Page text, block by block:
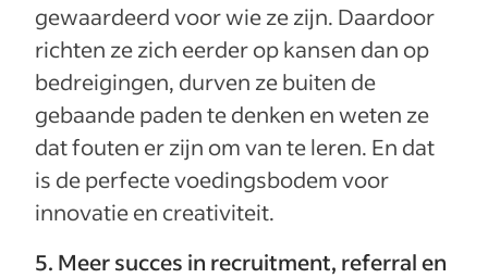
gewaardeerd voor wie ze zijn. Daardoor
richten ze zich eerder op kansen dan op
bedreigingen, durven ze buiten de
gebaande paden te denken en weten ze
dat fouten er zijn om van te leren. En dat
is de perfecte voedingsbodem voor
innovatie en creativiteit.
5. Meer succes in recruitment, referral en